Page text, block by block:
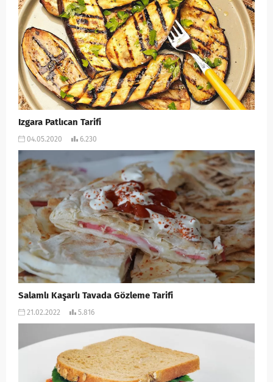
Izgara Patlıcan Tarifi
04.05.2020 6.230
Salamlı Kaşarlı Tavada Gözleme Tarifi
21.02.2022 5.816